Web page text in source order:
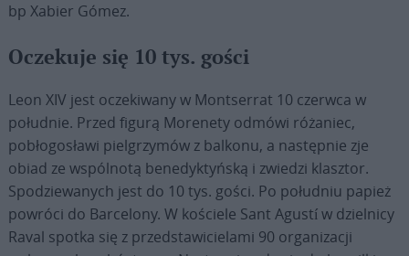
bp Xabier Gómez.
Oczekuje się 10 tys. gości
Leon XIV jest oczekiwany w Montserrat 10 czerwca w
południe. Przed figurą Morenety odmówi różaniec,
pobłogosławi pielgrzymów z balkonu, a następnie zje
obiad ze wspólnotą benedyktyńską i zwiedzi klasztor.
Spodziewanych jest do 10 tys. gości. Po południu papież
powróci do Barcelony. W kościele Sant Agustí w dzielnicy
Raval spotka się z przedstawicielami 90 organizacji